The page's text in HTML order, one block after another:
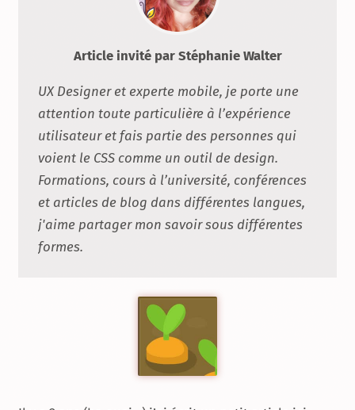
Article invité par Stéphanie Walter
UX Designer et experte mobile, je porte une
attention toute particulière à l’expérience
utilisateur et fais partie des personnes qui
voient le CSS comme un outil de design.
Formations, cours à l’université, conférences
et articles de blog dans différentes langues,
j'aime partager mon savoir sous différentes
formes.